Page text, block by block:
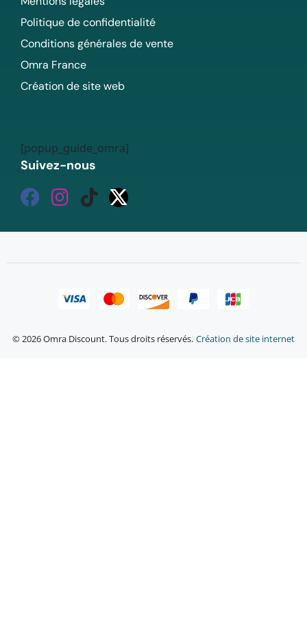
Politique de confidentialité
Conditions générales de vente
Omra France
Création de site web
[popup_guide_omra]
Suivez-nous
© 2026 Omra Discount. Tous droits réservés. Création de site internet